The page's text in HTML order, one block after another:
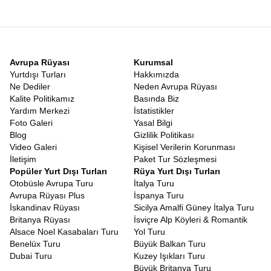
stresi yaşamadan bavulunuzu hazırlayabileceğiniz bir tatil hayal
edin. Vizesiz Güney Kore Japonya Tatili
, bürokratik engellere
takılmadan, sadece keşfetme heyecanına odaklanabileceğiniz
nadir rotalardan biridir. Bu kolaylık, özellikle balayı çiftleri, arkadaş
grupları ve ailesiyle rahat bir tatil geçirmek isteyenler için büyük
bir nimettir.
Japonya Güney Kore Gezi Rehberi
Turlarımızda görev alan profesyonel rehberlerimiz, bölgeye
hakim, yerel kültürü çok iyi bilen ve size sadece yerleri gösteren
değil, o yerlerin hikayesini anlatan uzmanlardır. Bu anlamda
turumuz, canlı birJaponya Güney Kore Gezi Rehberi
niteliğindedir. Hangi sokakta en iyi Ramen yenir? Seul’de nereden
en uygun hediyelik eşya alınır? Japon metrosu nasıl kullanılır?
Tüm bu soruların cevabını rehberlerimizden anında alabilirsiniz.
Rehberlerimiz, size sadece turistik yerleri değil, yerel halkın
yaşam tarzını, geleneklerini ve inançlarını da aktarır. Bir Şinto
tapınağında nasıl dua edileceğinden, Kore’de büyüklerin yanında
nasıl yemek yenileceğine kadar kültürel kodları öğrenirsiniz.
Avrupa Rüyası
Yurtdışı Turları
Ne Dediler
Kalite Politikamız
Yardım Merkezi
Foto Galeri
Blog
Video Galeri
İletişim
Kurumsal
Hakkımızda
Neden Avrupa Rüyası
Basında Biz
İstatistikler
Yasal Bilgi
Gizlilik Politikası
Kişisel Verilerin Korunması
Paket Tur Sözleşmesi
Popüler Yurt Dışı Turları
Otobüsle Avrupa Turu
Avrupa Rüyası Plus
İskandinav Rüyası
Britanya Rüyası
Alsace Noel Kasabaları Turu
Benelüx Turu
Dubai Turu
Rüya Yurt Dışı Turları
İtalya Turu
İspanya Turu
Sicilya Amalfi Güney İtalya Turu
İsviçre Alp Köyleri & Romantik
Yol Turu
Büyük Balkan Turu
Kuzey Işıkları Turu
Büyük Britanya Turu